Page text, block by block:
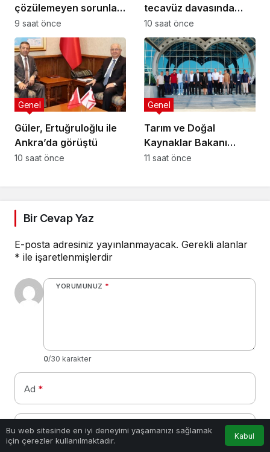
çözülemeyen sorunlar
seçim öncesinde
verilen vaatlerle
çözülemez
9 saat önce
tecavüz davasında
karar: 5 sanığa toplam
55 yıl hapis
10 saat önce
Güler, Ertuğruloğlu ile
Ankra’da görüştü
Genel
10 saat önce
Tarım ve Doğal
Kaynaklar Bakanı
Çavuş “Büyük Harup
Genel
11 saat önce
Bir Cevap Yaz
E-posta adresiniz yayınlanmayacak. Gerekli alanlar
* ile işaretlenmişlerdir
YORUMUNUZ *
0/30 karakter
Ad *
E-Posta*
Bu web sitesinde en iyi deneyimi yaşamanızı sağlamak
için çerezler kullanılmaktadır.
Kabul
Anasayfa Hesabım